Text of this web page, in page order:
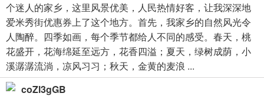
个迷人的家乡，这里风景优美，人民热情好客，让我深深地
爱米秀街优惠券上了这个地方。首先，我家乡的自然风光令
人陶醉。四季如画，每个季节都给人不同的感受。春天，桃
花盛开，花海绵延至远方，花香四溢；夏天，绿树成荫，小
溪潺潺流淌，凉风习习；秋天，金黄的麦浪 ...
coZl3gGB